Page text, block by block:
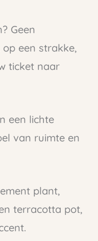
Geen
een strakke,
ticket naar
een lichte
van ruimte en
plant,
terracotta pot,